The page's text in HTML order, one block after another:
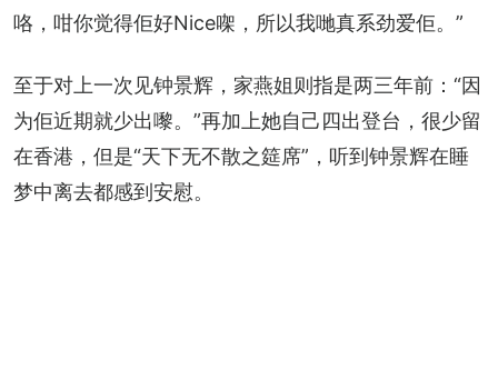
咯，咁你觉得佢好Nice㗎，所以我哋真系劲爱佢。”
至于对上一次见钟景辉，家燕姐则指是两三年前：“因
为佢近期就少出嚟。”再加上她自己四出登台，很少留
在香港，但是“天下无不散之筵席”，听到钟景辉在睡
梦中离去都感到安慰。